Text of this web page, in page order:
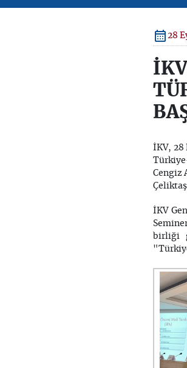
28
İKV, 28
Cengiz
İKV
birliği